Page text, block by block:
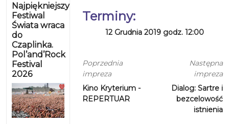
Najpiękniejszy
Festiwal
Świata wraca
do
Czaplinka.
Pol’and’Rock
Festival
2026
Terminy:
12 Grudnia 2019 godz. 12:00
Poprzednia
impreza
Kino Kryterium -
REPERTUAR
Następna
impreza
Dialog: Sartre i
bezcelowość
istnienia